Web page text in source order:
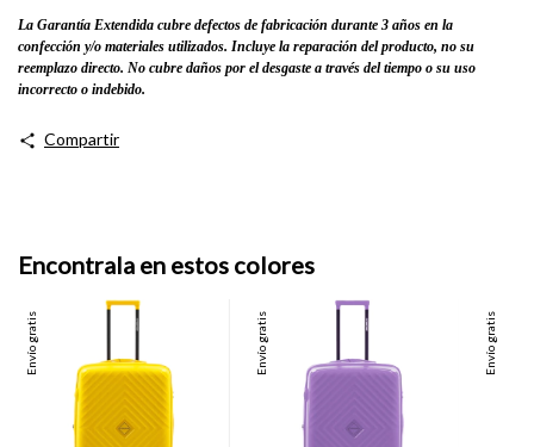
La Garantía Extendida cubre defectos de fabricación durante 3 años en la
confección y/o materiales utilizados. Incluye la reparación del producto, no su
reemplazo directo. No cubre daños por el desgaste a través del tiempo o su uso
incorrecto o indebido.
Compartir
Encontrala en estos colores
Envío gratis Envío gratis Envío gratis